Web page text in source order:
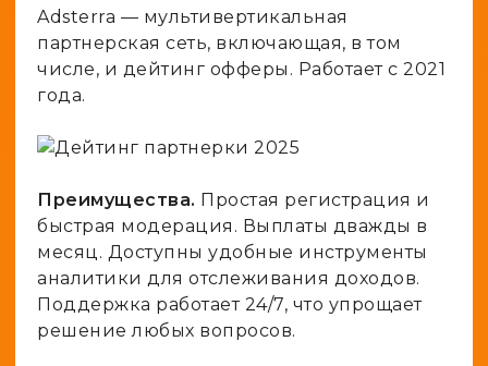
Adsterra — мультивертикальная
партнерская сеть, включающая, в том
числе, и дейтинг офферы. Работает с 2021
года.
Преимущества. Простая регистрация и
быстрая модерация. Выплаты дважды в
месяц. Доступны удобные инструменты
аналитики для отслеживания доходов.
Поддержка работает 24/7, что упрощает
решение любых вопросов.